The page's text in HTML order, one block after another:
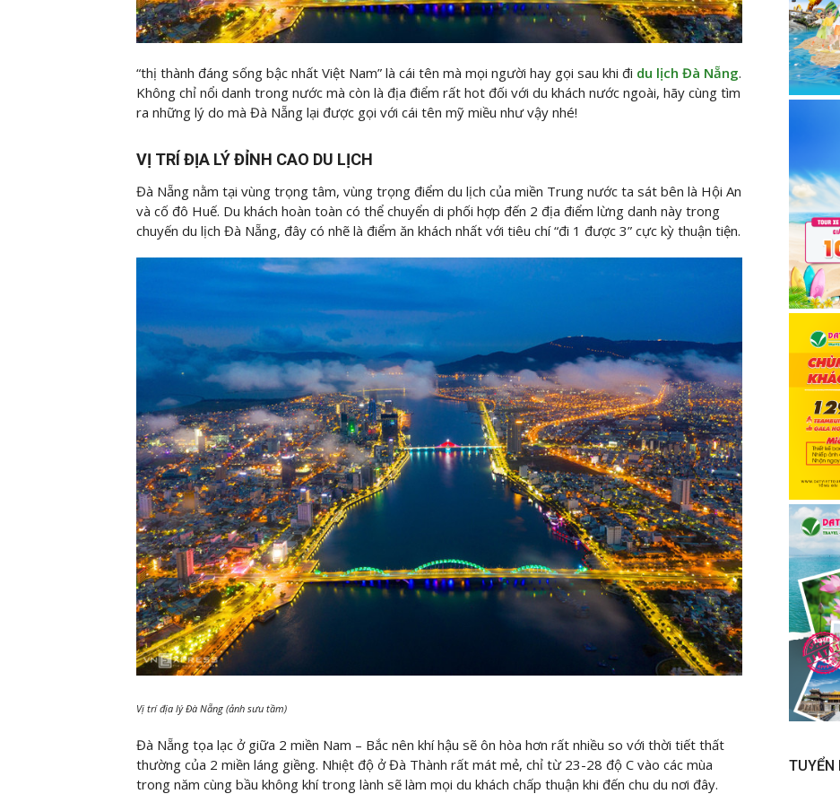
“thị thành đáng sống bậc nhất Việt Nam” là cái tên mà mọi người hay gọi sau khi đi du lịch Đà Nẵng.
Không chỉ nổi danh trong nước mà còn là địa điểm rất hot đối với du khách nước ngoài, hãy cùng tìm
ra những lý do mà Đà Nẵng lại được gọi với cái tên mỹ miều như vậy nhé!
VỊ TRÍ ĐỊA LÝ ĐỈNH CAO DU LỊCH
Đà Nẵng nằm tại vùng trọng tâm, vùng trọng điểm du lịch của miền Trung nước ta sát bên là Hội An
và cố đô Huế. Du khách hoàn toàn có thể chuyển di phối hợp đến 2 địa điểm lừng danh này trong
chuyến du lịch Đà Nẵng, đây có nhẽ là điểm ăn khách nhất với tiêu chí “đi 1 được 3” cực kỳ thuận tiện.
Vị trí địa lý Đà Nẵng (ảnh sưu tầm)
Đà Nẵng tọa lạc ở giữa 2 miền Nam – Bắc nên khí hậu sẽ ôn hòa hơn rất nhiều so với thời tiết thất
thường của 2 miền láng giềng. Nhiệt độ ở Đà Thành rất mát mẻ, chỉ từ 23-28 độ C vào các mùa
trong năm cùng bầu không khí trong lành sẽ làm mọi du khách chấp thuận khi đến chu du nơi đây.
TUYỂN